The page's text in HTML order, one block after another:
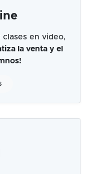
en video,
la venta y el